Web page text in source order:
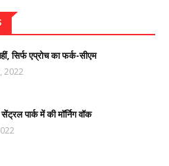
सिर्फ एप्रोच का फर्क-सीएम
2022
पार्क में की मॉर्निग वॉक